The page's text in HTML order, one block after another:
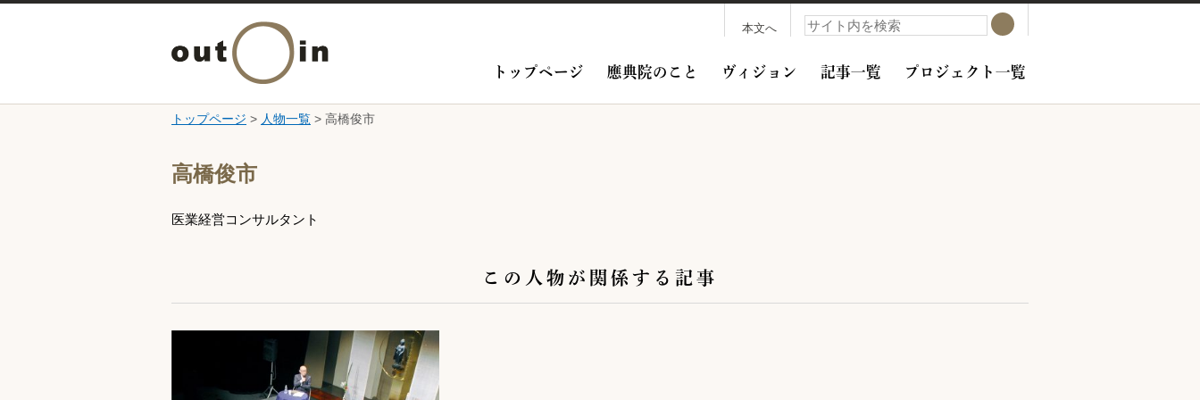
本文へ 検索
検索
トップページ 應典院のこと ヴィジョン 記事一覧 プロジェクト一覧
トップページ > 人物一覧 > 高橋俊市
高橋俊市
医業経営コンサルタント
この人物が関係する記事